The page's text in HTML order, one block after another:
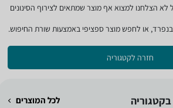
לא הצלחנו למצוא אף מוצר שמתאים לצירוף הסינונים
בנפרד, או לחפש מוצר ספציפי באמצעות שורת החיפוש.
חזרה לקטגוריה
לכל המוצרים